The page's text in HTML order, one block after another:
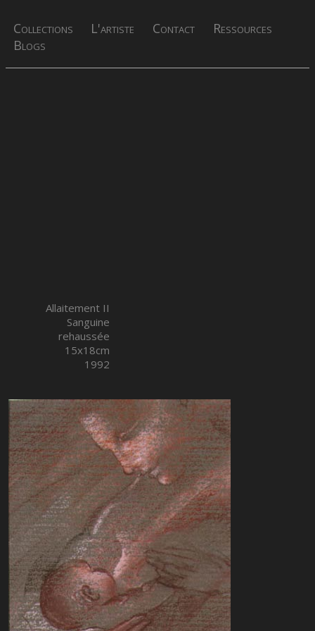
Collections L'artiste Contact
Ressources
Blogs
Allaitement II
Sanguine
rehaussée
15x18cm
1992